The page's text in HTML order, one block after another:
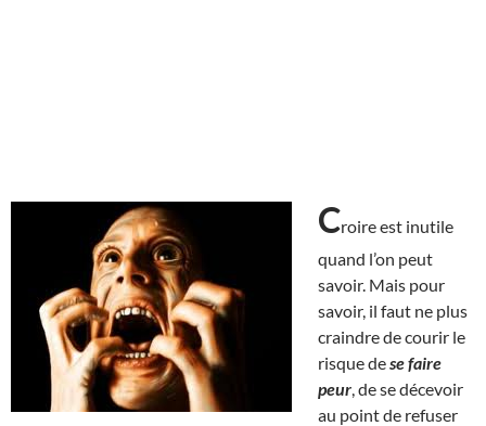
Croire est inutile
quand l’on peut
savoir. Mais pour
savoir, il faut ne plus
craindre de courir le
risque dese faire
peur , de se décevoir
au point de refuser